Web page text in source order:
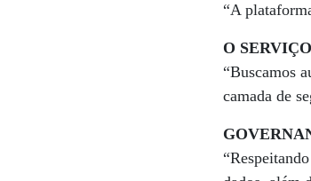
“A
O SERVIÇO
“Buscamos
camada de